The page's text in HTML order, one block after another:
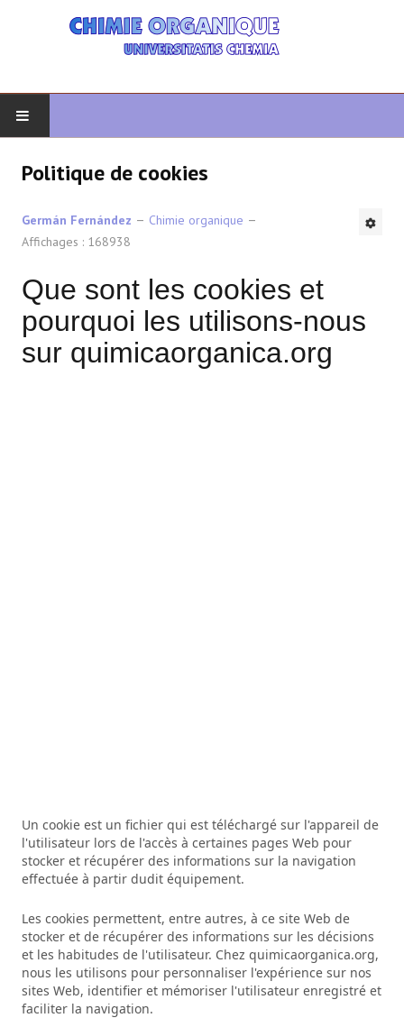
ORGANIQUE AVANCÉ
HÉTÉROCYCLES
LA SYNTHÈSE
Politique de cookies
Germán Fernández
Chimie organique
Affichages : 168938
Que sont les cookies et
pourquoi les utilisons-nous
sur quimicaorganica.org
Un cookie est un fichier qui est téléchargé sur l'appareil de
l'utilisateur lors de l'accès à certaines pages Web pour
stocker et récupérer des informations sur la navigation
effectuée à partir dudit équipement.
Les cookies permettent, entre autres, à ce site Web de
stocker et de récupérer des informations sur les décisions
et les habitudes de l'utilisateur. Chez quimicaorganica.org,
nous les utilisons pour personnaliser l'expérience sur nos
sites Web, identifier et mémoriser l'utilisateur enregistré et
faciliter la navigation.